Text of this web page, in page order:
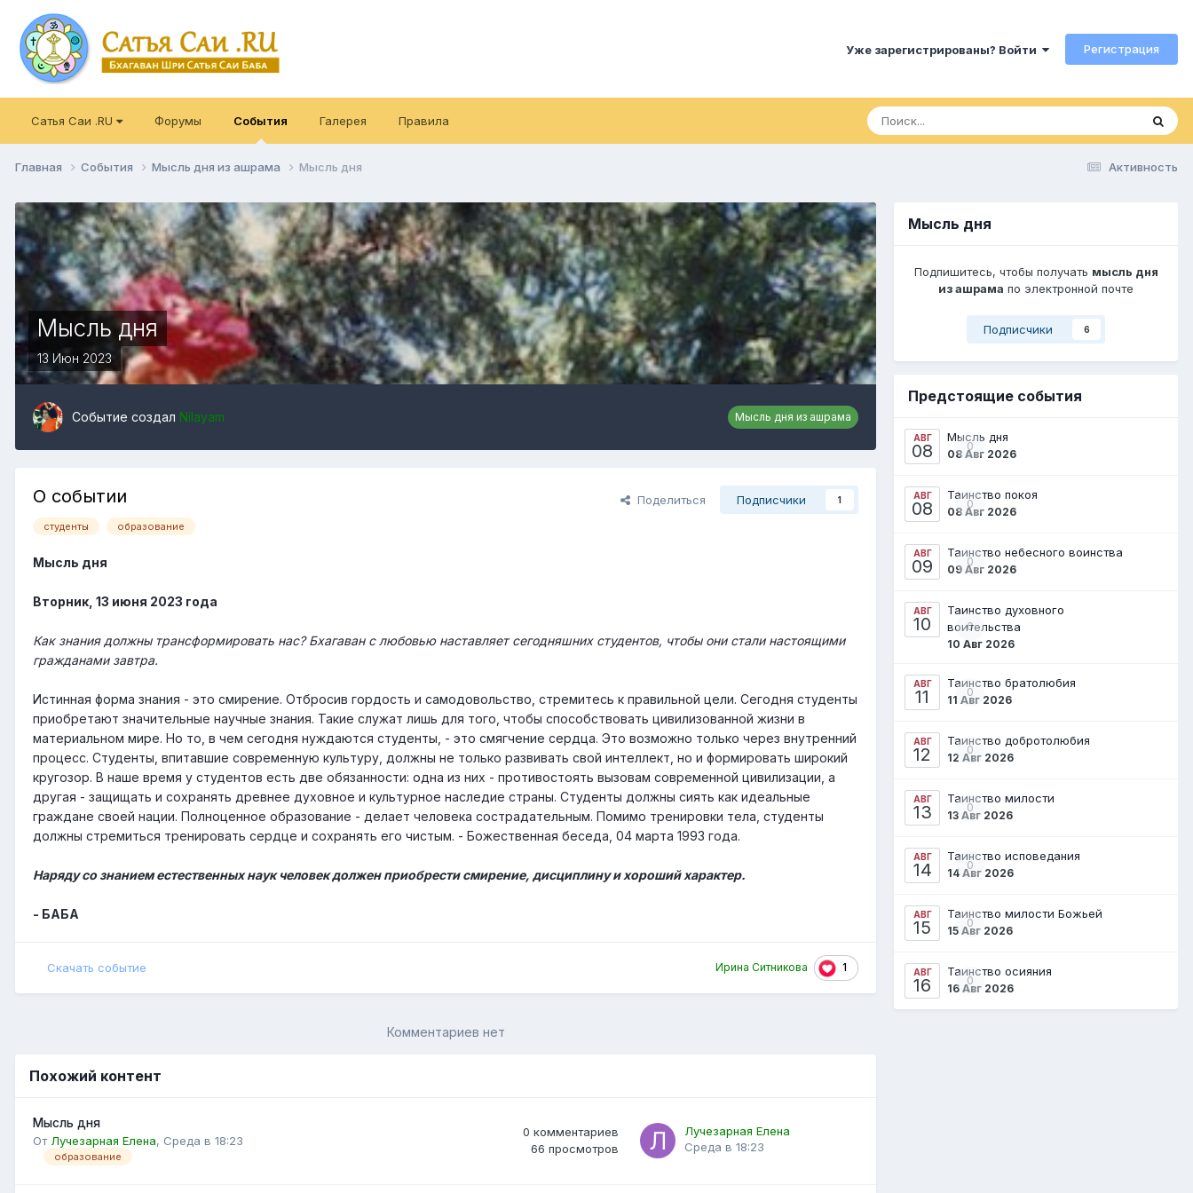
Уже зарегистрированы? Войти Регистрация
Сатья Саи .RU Форумы События Галерея Правила
Активность
Главная События Мысль дня из ашрама Мысль дня
Мысль дня
13 Июн 2023
Событие создал Nilayam Мысль дня из ашрама
О событии
студенты образование
Поделиться Подписчики 1
Мысль дня
Вторник, 13 июня 2023 года
Как знания должны трансформировать нас? Бхагаван с любовью наставляет сегодняшних студентов, чтобы они стали настоящими
гражданами завтра.
Истинная форма знания - это смирение. Отбросив гордость и самодовольство, стремитесь к правильной цели. Сегодня студенты
приобретают значительные научные знания. Такие служат лишь для того, чтобы способствовать цивилизованной жизни в
материальном мире. Но то, в чем сегодня нуждаются студенты, - это смягчение сердца. Это возможно только через внутренний
процесс. Студенты, впитавшие современную культуру, должны не только развивать свой интеллект, но и формировать широкий
кругозор. В наше время у студентов есть две обязанности: одна из них - противостоять вызовам современной цивилизации, а
другая - защищать и сохранять древнее духовное и культурное наследие страны. Студенты должны сиять как идеальные
граждане своей нации. Полноценное образование - делает человека сострадательным. Помимо тренировки тела, студенты
должны стремиться тренировать сердце и сохранять его чистым. - Божественная беседа, 04 марта 1993 года.
Наряду со знанием естественных наук человек должен приобрести смирение, дисциплину и хороший характер.
- БАБА
Ирина Ситникова 1
Скачать событие
Комментариев нет
Похожий контент
Мысль дня
От Лучезарная Елена, Среда в 18:23
образование
0 комментариев
66 просмотров
Лучезарная Елена
Среда в 18:23
Мысль дня
Подпишитесь, чтобы получать мысль дня
из ашрама по электронной почте
Подписчики 6
Предстоящие события
АВГ
08 0
Мысль дня
08 Авг 2026
АВГ
08 0
Таинство покоя
08 Авг 2026
АВГ
09 0
Таинство небесного воинства
09 Авг 2026
АВГ
10 0
Таинство духовного
воительства
10 Авг 2026
АВГ
11 0
Таинство братолюбия
11 Авг 2026
АВГ
12 0
Таинство добротолюбия
12 Авг 2026
АВГ
13 0
Таинство милости
13 Авг 2026
АВГ
14 0
Таинство исповедания
14 Авг 2026
АВГ
15 0
Таинство милости Божьей
15 Авг 2026
АВГ
16 0
Таинство осияния
16 Авг 2026